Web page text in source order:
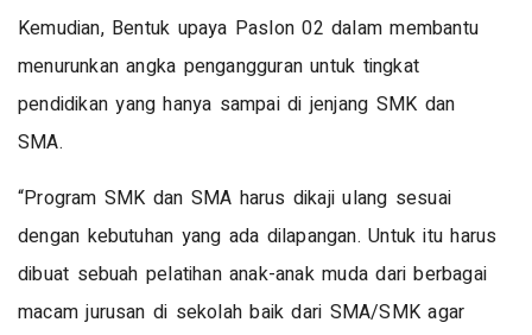
Kemudian, Bentuk upaya Paslon 02 dalam membantu
menurunkan angka pengangguran untuk tingkat
pendidikan yang hanya sampai di jenjang SMK dan
SMA.
“Program SMK dan SMA harus dikaji ulang sesuai
dengan kebutuhan yang ada dilapangan. Untuk itu harus
dibuat sebuah pelatihan anak-anak muda dari berbagai
macam jurusan di sekolah baik dari SMA/SMK agar